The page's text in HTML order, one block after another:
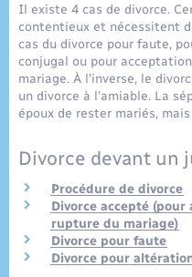
Recensement
Loisirs
Nouvel habitant
Organisation
Sécurité - Prévention
Il existe 4 cas de divorce.
contentieux et nécessitent
cas du divorce pour faute,
conjugal ou pour
mariage. À l'inverse, le
un divorce à l'amiable. La
époux de rester mariés,
Divorce devant un
Procédure de divorce
Divorce accepté
rupture du mariage)
Divorce pour faute
Divorce pour